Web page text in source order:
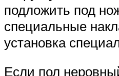
подложить под
специальные
установка
Если пол